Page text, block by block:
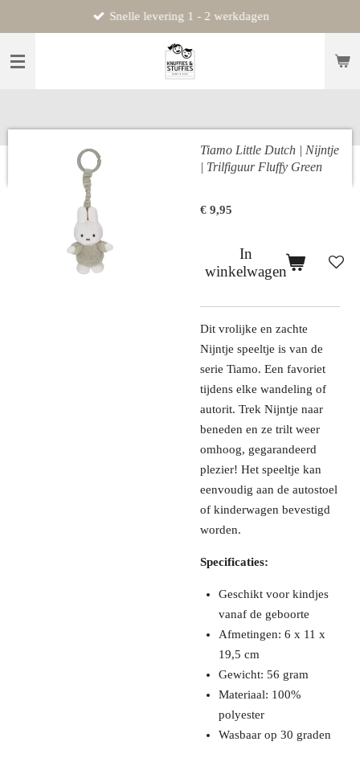
direct
naar
Snelle levering 1 - 2 werkdagen
Tiamo Little Dutch | Nijntje
| Trilfiguur Fluffy Green
€ 9,95
In
winkelwagen
Dit vrolijke en zachte
Nijntje speeltje is van de
serie Tiamo. Een favoriet
tijdens elke wandeling of
autorit. Trek Nijntje naar
beneden en ze trilt weer
omhoog, gegarandeerd
plezier! Het speeltje kan
eenvoudig aan de autostoel
of kinderwagen bevestigd
worden.
Specificaties:
Geschikt voor kindjes
vanaf de geboorte
Afmetingen: 6 x 11 x
19,5 cm
Gewicht: 56 gram
Materiaal: 100%
polyester
Wasbaar op 30 graden